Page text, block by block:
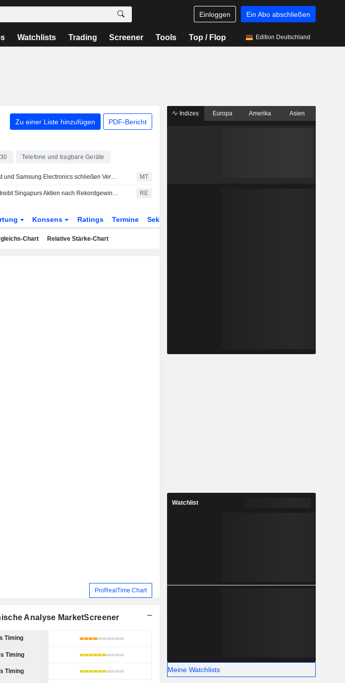
Einloggen Ein Abo abschließen
Watchlists Trading Screener Tools Top / Flop Edition Deutschland
Zu einer Liste hinzufügen PDF-Bericht
Telefone und tragbare Geräte
Netlist und Samsung Electronics schließen Vereinbarungen über Patent-Kreuzlizenz, Lieferung von Speicherprodukten und technologische Zusammenarbeit MT
DBS treibt Singapurs Aktien nach Rekordgewinn; asiatische Währungen etwas schwächer RE
Konsens Ratings Termine Sektor
Chart Relative Stärke-Chart
ProRealTime Chart
Analyse MarketScreener
Timing
Timing
Timing
Indizes Europa Amerika Asien
Watchlist
Meine Watchlists